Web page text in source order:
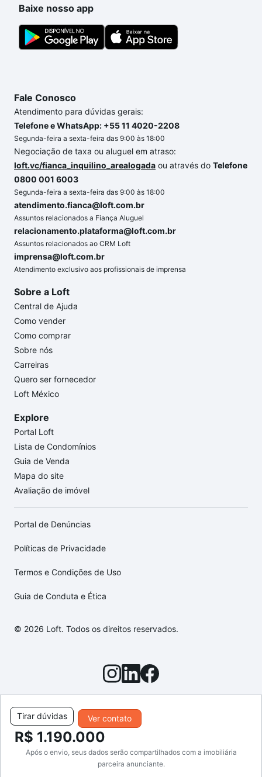
Ver contato
Tirar dúvidas
R$ 1.190.000
Após o envio, seus dados serão compartilhados com a imobiliária
parceira anunciante.
Baixe nosso app
Fale Conosco
Atendimento para dúvidas gerais:
Telefone e WhatsApp: +55 11 4020-2208
Segunda-feira a sexta-feira das 9:00 às 18:00
Negociação de taxa ou aluguel em atraso:
loft.vc/fianca_inquilino_arealogada ou através do Telefone
0800 001 6003
Segunda-feira a sexta-feira das 9:00 às 18:00
atendimento.fianca@loft.com.br
Assuntos relacionados a Fiança Aluguel
relacionamento.plataforma@loft.com.br
Assuntos relacionados ao CRM Loft
imprensa@loft.com.br
Atendimento exclusivo aos profissionais de imprensa
Sobre a Loft
Central de Ajuda
Como vender
Como comprar
Sobre nós
Carreiras
Quero ser fornecedor
Loft México
Explore
Portal Loft
Lista de Condomínios
Guia de Venda
Mapa do site
Avaliação de imóvel
Portal de Denúncias
Políticas de Privacidade
Termos e Condições de Uso
Guia de Conduta e Ética
© 2026 Loft. Todos os direitos reservados.